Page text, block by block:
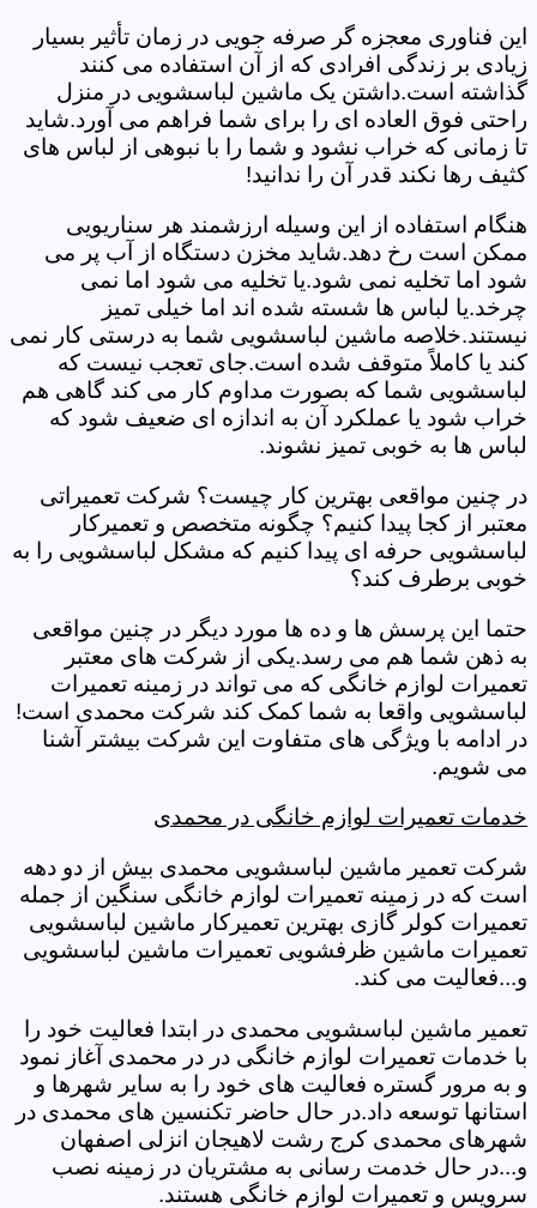
این فناوری معجزه گر صرفه جویی در زمان تأثیر بسیار
زیادی بر زندگی افرادی که از آن استفاده می کنند
گذاشته است.داشتن یک ماشین لباسشویی در منزل
راحتی فوق العاده ای را برای شما فراهم می آورد.شاید
تا زمانی که خراب نشود و شما را با نبوهی از لباس های
کثیف رها نکند قدر آن را ندانید!
هنگام استفاده از این وسیله ارزشمند هر سناریویی
ممکن است رخ دهد.شاید مخزن دستگاه از آب پر می
شود اما تخلیه نمی شود.یا تخلیه می شود اما نمی
چرخد.یا لباس ها شسته شده اند اما خیلی تمیز
نیستند.خلاصه ماشین لباسشویی شما به درستی کار نمی
کند یا کاملاً متوقف شده است.جای تعجب نیست که
لباسشویی شما که بصورت مداوم کار می کند گاهی هم
خراب شود یا عملکرد آن به اندازه ای ضعیف شود که
لباس ها به خوبی تمیز نشوند.
در چنین مواقعی بهترین کار چیست؟ شرکت تعمیراتی
معتبر از کجا پیدا کنیم؟ چگونه متخصص و تعمیرکار
لباسشویی حرفه ای پیدا کنیم که مشکل لباسشویی را به
خوبی برطرف کند؟
حتما این پرسش ها و ده ها مورد دیگر در چنین مواقعی
به ذهن شما هم می رسد.یکی از شرکت های معتبر
تعمیرات لوازم خانگی که می تواند در زمینه تعمیرات
لباسشویی واقعا به شما کمک کند شرکت محمدی است!
در ادامه با ویژگی های متفاوت این شرکت بیشتر آشنا
می شویم.
خدمات تعمیرات لوازم خانگی در محمدی
شرکت تعمیر ماشین لباسشویی محمدی بیش از دو دهه
است که در زمینه تعمیرات لوازم خانگی سنگین از جمله
تعمیرات کولر گازی بهترین تعمیرکار ماشین لباسشویی
تعمیرات ماشین ظرفشویی تعمیرات ماشین لباسشویی
و...فعالیت می کند.
تعمیر ماشین لباسشویی محمدی در ابتدا فعالیت خود را
با خدمات تعمیرات لوازم خانگی در در محمدی آغاز نمود
و به مرور گستره فعالیت های خود را به سایر شهرها و
استانها توسعه داد.در حال حاضر تکنسین های محمدی در
شهرهای محمدی کرج رشت لاهیجان انزلی اصفهان
و...در حال خدمت رسانی به مشتریان در زمینه نصب
سرویس و تعمیرات لوازم خانگی هستند.